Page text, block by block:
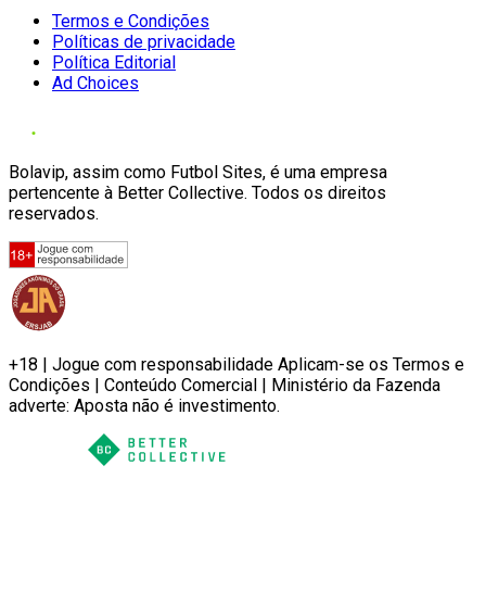
Termos e Condições
Políticas de privacidade
Política Editorial
Ad Choices
Bolavip, assim como Futbol Sites, é uma empresa
pertencente à Better Collective. Todos os direitos
reservados.
+18 | Jogue com responsabilidade Aplicam-se os Termos e
Condições | Conteúdo Comercial | Ministério da Fazenda
adverte: Aposta não é investimento.